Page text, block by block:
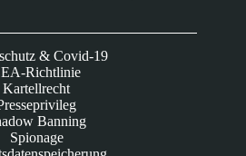
& Covid-19
Richtlinie
Kartellrecht
Banning
Spionage